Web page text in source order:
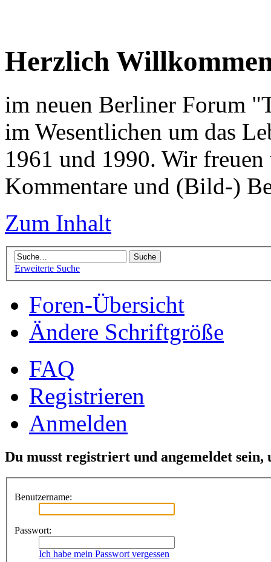
Herzlich
im neuen Berliner Forum
im Wesentlichen um das
1961 und 1990. Wir freuen
Kommentare und (Bild-)
Zum Inhalt
Erweiterte Suche
Foren-Übersicht
Ändere Schriftgröße
FAQ
Registrieren
Anmelden
Du musst registriert und angemeldet
Benutzername:
Passwort:
Ich habe mein Passwort vergessen